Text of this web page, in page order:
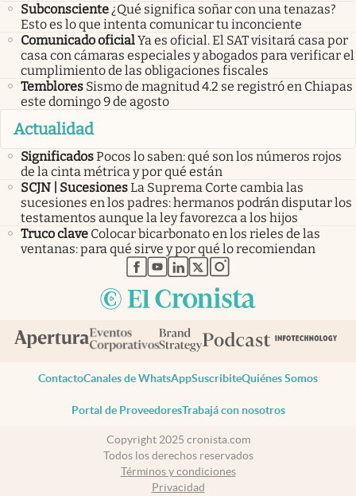
Subconsciente ¿Qué significa soñar con una tenazas?
Esto es lo que intenta comunicar tu inconciente
Comunicado oficialYa es oficial. El SAT visitará casa por
casa con cámaras especiales y abogados para verificar el
cumplimiento de las obligaciones fiscales
Temblores Sismo de magnitud 4.2 se registró en Chiapas
este domingo 9 de agosto
Actualidad
SignificadosPocos lo saben: qué son los números rojos
de la cinta métrica y por qué están
SCJN | SucesionesLa Suprema Corte cambia las
sucesiones en los padres: hermanos podrán disputar los
testamentos aunque la ley favorezca a los hijos
Truco clave Colocar bicarbonato en los rieles de las
ventanas: para qué sirve y por qué lo recomiendan
abre en nueva pestaña
abre en nueva pestaña
abre en nueva pestaña
abre en nueva pestaña
abre en nueva pestaña
ContactoCanales de WhatsAppSuscribiteQuiénes Somos
Portal de ProveedoresTrabajá con nosotros
Copyright 2025 cronista.com
Todos los derechos reservados
Términos y condiciones
Privacidad